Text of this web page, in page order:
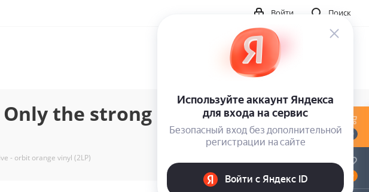
Поиск
Войти
the strong survive - orbit
- orbit orange vinyl (2LP)
0
0